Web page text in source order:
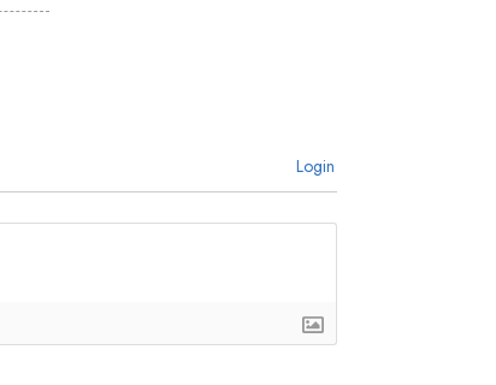
Login